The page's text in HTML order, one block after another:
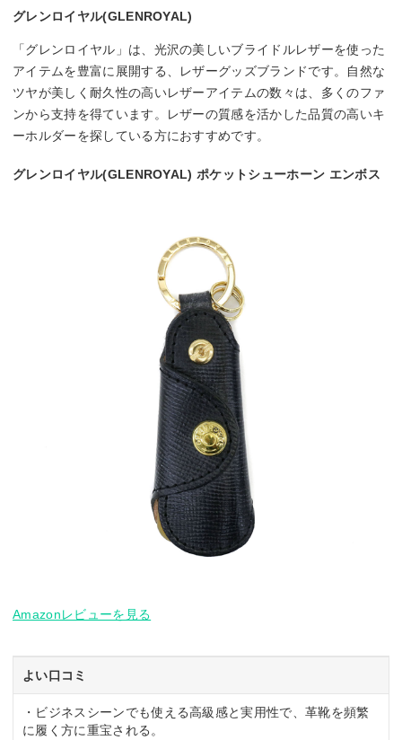
グレンロイヤル(GLENROYAL)
「グレンロイヤル」は、光沢の美しいブライドルレザーを使った
アイテムを豊富に展開する、レザーグッズブランドです。自然な
ツヤが美しく耐久性の高いレザーアイテムの数々は、多くのファ
ンから支持を得ています。レザーの質感を活かした品質の高いキ
ーホルダーを探している方におすすめです。
グレンロイヤル(GLENROYAL) ポケットシューホーン エンボス
Amazonレビューを見る
よい口コミ
・ビジネスシーンでも使える高級感と実用性で、革靴を頻繁
に履く方に重宝される。